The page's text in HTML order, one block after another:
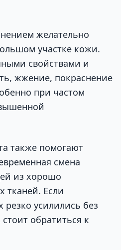
желательно
участке кожи.
свойствами и
жжение, покраснение
при частом
также помогают
смена
из хорошо
тканей. Если
резко усилились без
обратиться к